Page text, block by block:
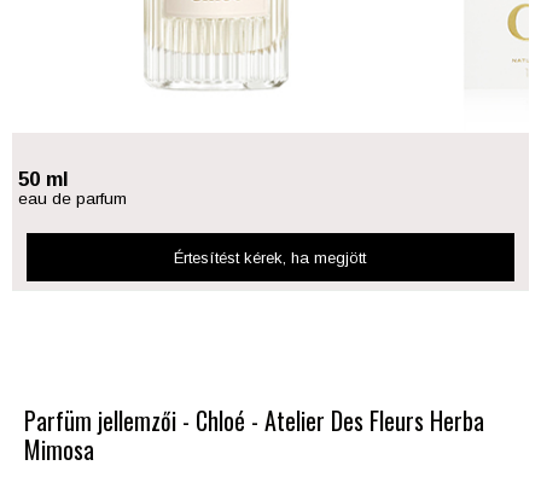
50 ml
eau de parfum
Értesítést kérek, ha megjött
Parfüm jellemzői - Chloé - Atelier Des Fleurs Herba
Mimosa